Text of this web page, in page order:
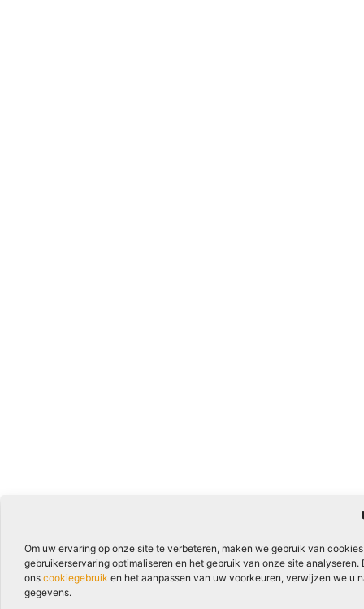
Om uw ervaring op onze site te verbeteren, maken we gebruik van
gebruikerservaring optimaliseren en het gebruik van onze site
ons cookiegebruik en het aanpassen van uw voorkeuren, verwijzen we u
gegevens.